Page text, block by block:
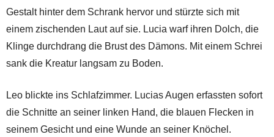
Gestalt hinter dem Schrank hervor und stürzte sich mit
einem zischenden Laut auf sie. Lucia warf ihren Dolch, die
Klinge durchdrang die Brust des Dämons. Mit einem Schrei
sank die Kreatur langsam zu Boden.
Leo blickte ins Schlafzimmer. Lucias Augen erfassten sofort
die Schnitte an seiner linken Hand, die blauen Flecken in
seinem Gesicht und eine Wunde an seiner Knöchel.